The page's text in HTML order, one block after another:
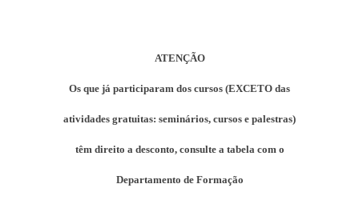
ATENÇÃO
Os que já participaram dos cursos (EXCETO das
atividades gratuitas: seminários, cursos e palestras)
têm direito a desconto, consulte a tabela com o
Departamento de Formação